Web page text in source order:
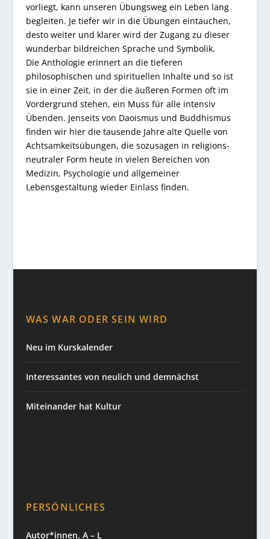
vorliegt, kann unseren Übungsweg ein Leben lang
begleiten. Je tiefer wir in die Übungen eintauchen,
desto weiter und klarer wird der Zugang zu dieser
wunderbar bildreichen Sprache und Symbolik.
Die Anthologie erinnert an die tieferen
philosophischen und spirituellen Inhalte und so ist
sie in einer Zeit, in der die äußeren Formen oft im
Vordergrund stehen, ein Muss für alle intensiv
Übenden. Jenseits von Daoismus und Buddhismus
finden wir hier die tausende Jahre alte Quelle von
Achtsamkeitsübungen, die sozusagen in religions-
neutraler Form heute in vielen Bereichen von
Medizin, Psychologie und allgemeiner
Lebensgestaltung wieder Einlass finden.
WAS WAR ODER SEIN WIRD
Neu im Kurskalender
Interessantes von neulich und demnächst
Miteinander hat Kultur
PERSÖNLICHES
Autor*innen, A – L